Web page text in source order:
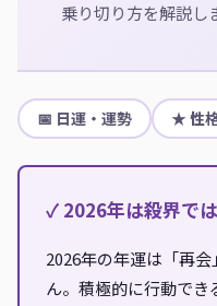
乗り切り方を解説し
📅 日運・運勢 ★ 性
✓ 2026年は殺界で
2026年の年運は「再
ん。積極的に行動でき